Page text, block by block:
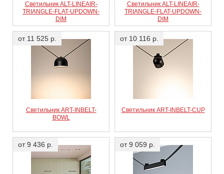
Светильник ALT-LINEAIR-
TRIANGLE-FLAT-UPDOWN-
DIM
Светильник ALT-LINEAIR-
TRIANGLE-FLAT-UPDOWN-
DIM
от 11 525 р.
Светильник ART-INBELT-
BOWL
от 10 116 р.
Светильник ART-INBELT-CUP
от 9 436 р. от 9 059 р.